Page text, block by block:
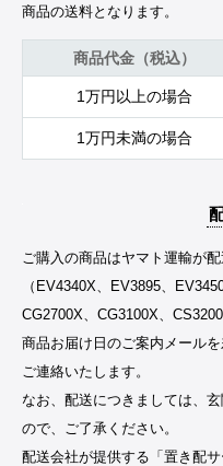
商品の送料となります。
商品代金（税込）
1万円以上の場合
1万円未満の場合
ご購入の商品はヤマト運輸が
（EV4340X、EV3895、
CG2700X、CG3100X、
商品お届け日のご案内メール
ご連絡いたします。
なお、配送につきましては、
ので、ご了承ください。
配送会社が提供する「置き配